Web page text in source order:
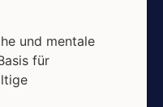
und mentale
für